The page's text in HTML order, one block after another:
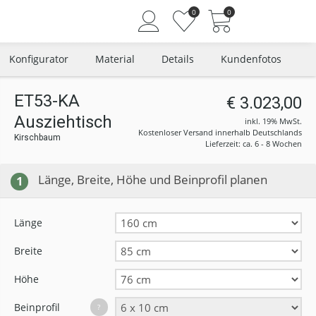
Angemeldet bleiben
Passwort vergessen?
0 0
Konfigurator Material Details Kundenfotos
ET53-KA
Ausziehtisch
Kirschbaum
€ 3.023,00
inkl. 19% MwSt.
Kostenloser Versand innerhalb Deutschlands
Lieferzeit: ca. 6 - 8 Wochen
1 Länge, Breite, Höhe und Beinprofil planen
Länge
Breite
Höhe
Beinprofil ?